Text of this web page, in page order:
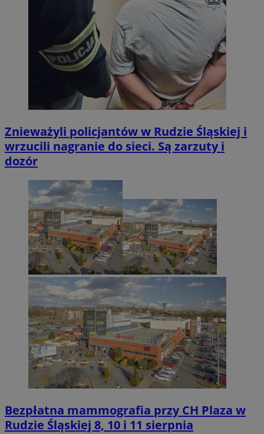
Znieważyli policjantów w Rudzie Śląskiej i
wrzucili nagranie do sieci. Są zarzuty i
dozór
Bezpłatna mammografia przy CH Plaza w
Rudzie Śląskiej 8, 10 i 11 sierpnia